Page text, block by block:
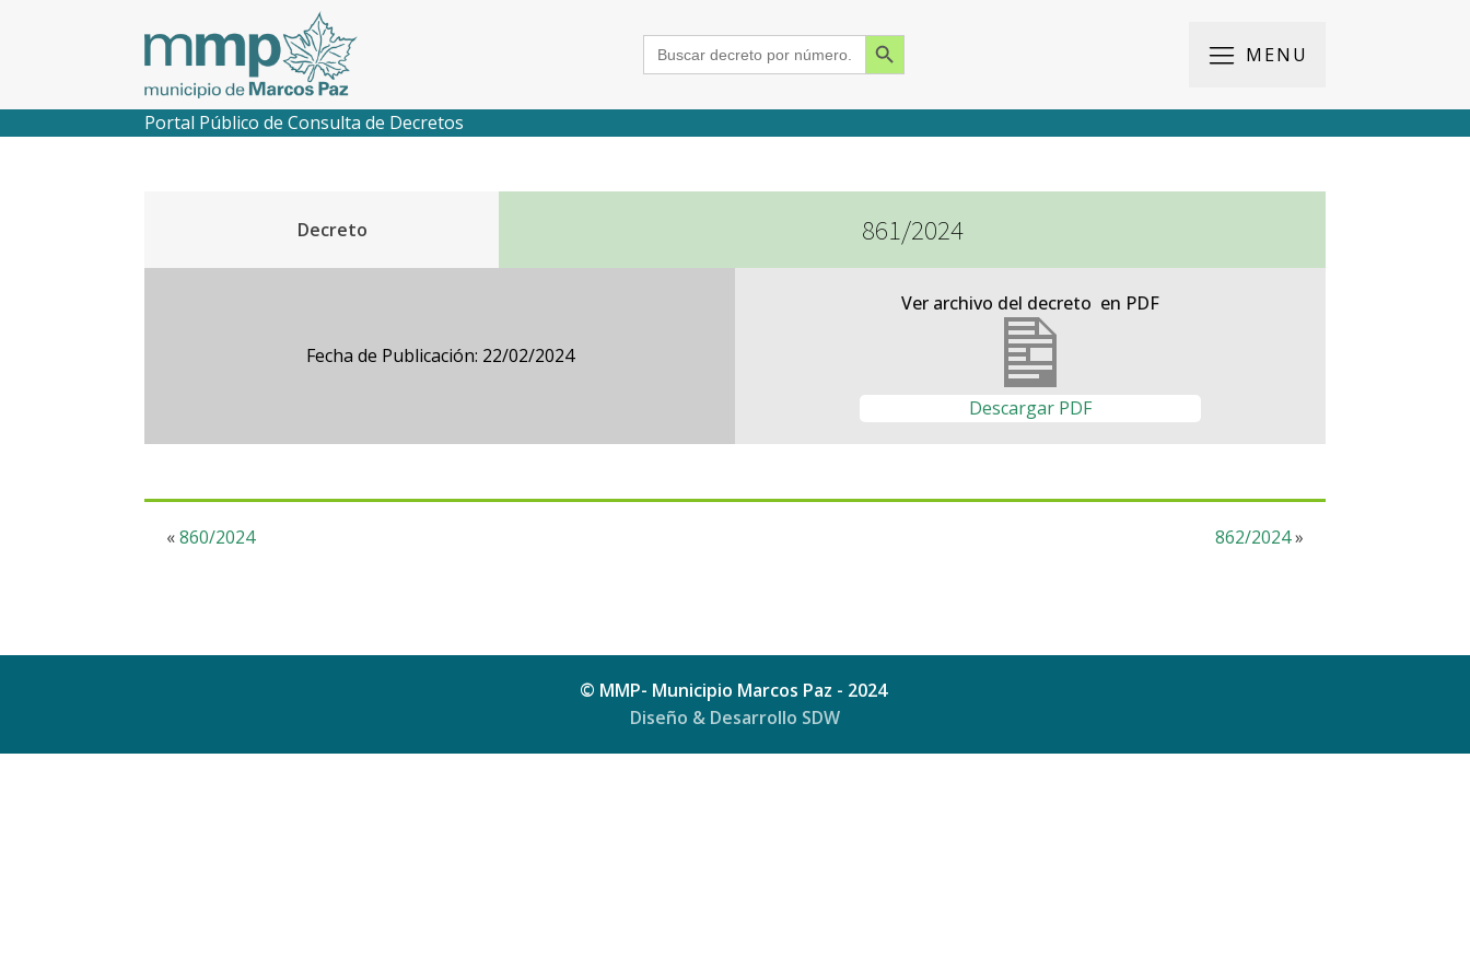
Search
for:
Search Button
MENU
2018
2017
2016
2015
Portal Público de Consulta de Decretos
Decreto 861/2024
Fecha de Publicación: 22/02/2024
Ver archivo del decreto en PDF
Descargar PDF
«860/2024 862/2024»
© MMP- Municipio Marcos Paz - 2024
Diseño & Desarrollo SDW